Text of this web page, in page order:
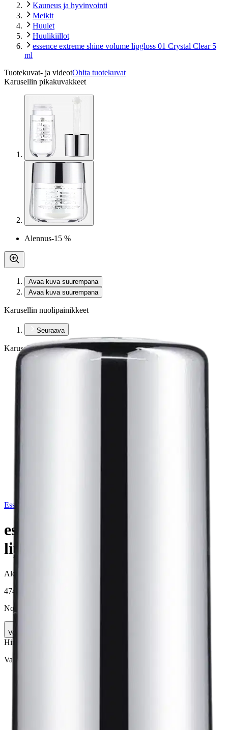
Kauneus ja hyvinvointi
Meikit
Huulet
Huulikiillot
essence extreme shine volume lipgloss 01 Crystal Clear 5
ml
Tuotekuvat- ja videotOhita tuotekuvat
Karusellin pikakuvakkeet
Alennus-15 %
Avaa kuva suurempana
Avaa kuva suurempana
Karusellin nuolipainikkeet
Seuraava
Karusellin pikakuvakkeet
Essence
essence extreme shine volume
lipgloss 01 Crystal Clear 5 ml
Alennettu hinta
474,00 €/l
Normaalihinta:
Verkkokaupan hinta
Hinta ja saatavuus voivat vaihdella myymälöittäin
Valittu väri: